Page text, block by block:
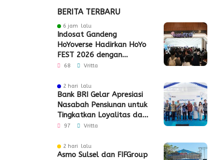
BERITA TERBARU
6 jam lalu
Indosat Gandeng
HoYoverse Hadirkan HoYo
FEST 2026 dengan
Dukungan 5G
68 Vritta
2 hari lalu
Bank BRI Gelar Apresiasi
Nasabah Pensiunan untuk
Tingkatkan Loyalitas dan
Pengalaman Layanan
97 Vritta
2 hari lalu
Asmo Sulsel dan FIFGroup